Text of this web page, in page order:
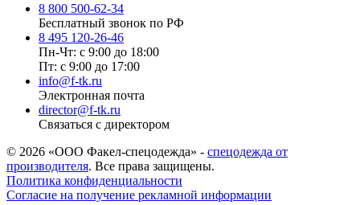
8 800 500-62-34
Бесплатный звонок по РФ
8 495 120-26-46
Пн-Чт: с 9:00 до 18:00
Пт: с 9:00 до 17:00
info@f-tk.ru
Электронная почта
director@f-tk.ru
Связаться с директором
© 2026 «ООО Факел-спецодежда» - спецодежда от
производителя. Все права защищены.
Политика конфиденциальности
Согласие на получение рекламной информации